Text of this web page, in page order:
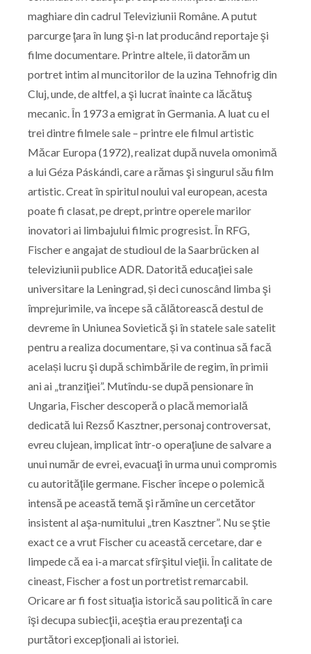
maghiare din cadrul Televiziunii Române. A putut
parcurge ţara în lung şi-n lat producând reportaje şi
filme documentare. Printre altele, îi datorăm un
portret intim al muncitorilor de la uzina Tehnofrig din
Cluj, unde, de altfel, a şi lucrat înainte ca lăcătuş
mecanic. În 1973 a emigrat în Germania. A luat cu el
trei dintre filmele sale – printre ele filmul artistic
Măcar Europa (1972), realizat după nuvela omonimă
a lui Géza Páskándi, care a rămas şi singurul său film
artistic. Creat în spiritul noului val european, acesta
poate fi clasat, pe drept, printre operele marilor
inovatori ai limbajului filmic progresist. În RFG,
Fischer e angajat de studioul de la Saarbrücken al
televiziunii publice ADR. Datorită educaţiei sale
universitare la Leningrad, și deci cunoscând limba şi
împrejurimile, va începe să călătorească destul de
devreme în Uniunea Sovietică şi în statele sale satelit
pentru a realiza documentare, și va continua să facă
același lucru şi după schimbările de regim, în primii
ani ai „tranziţiei”. Mutîndu-se după pensionare în
Ungaria, Fischer descoperă o placă memorială
dedicată lui Rezső Kasztner, personaj controversat,
evreu clujean, implicat într-o operaţiune de salvare a
unui număr de evrei, evacuaţi în urma unui compromis
cu autorităţile germane. Fischer începe o polemică
intensă pe această temă şi rămîne un cercetător
insistent al aşa-numitului „tren Kasztner”. Nu se ştie
exact ce a vrut Fischer cu această cercetare, dar e
limpede că ea i-a marcat sfîrşitul vieţii. În calitate de
cineast, Fischer a fost un portretist remarcabil.
Oricare ar fi fost situaţia istorică sau politică în care
îşi decupa subiecţii, aceştia erau prezentaţi ca
purtători excepţionali ai istoriei.